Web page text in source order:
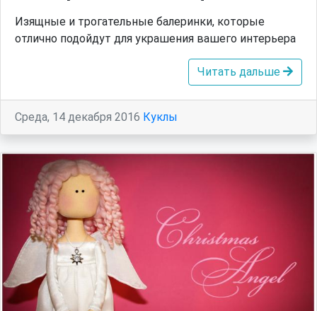
Изящные и трогательные балеринки, которые
отлично подойдут для украшения вашего интерьера
Читать дальше
Среда, 14 декабря 2016 Куклы